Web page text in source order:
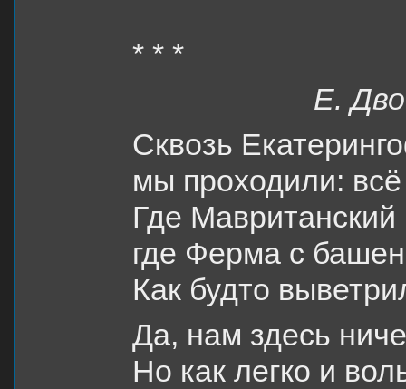
* * *
Е.
Сквозь
мы проходили: всё
Где
где Ферма с
Как будто
Да, нам здесь
Но как легко и